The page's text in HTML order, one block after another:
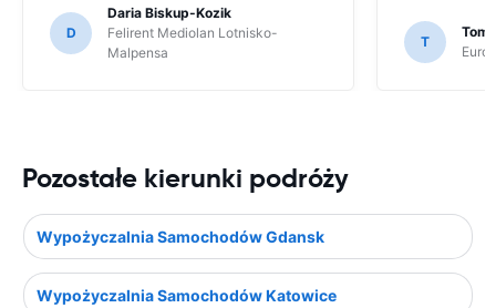
D
Daria Biskup-Kozik
Felirent Mediolan Lotnisko-
Malpensa
T
Pozostałe kierunki podróży
Wypożyczalnia Samochodów Gdansk
Wypożyczalnia Samochodów Katowice